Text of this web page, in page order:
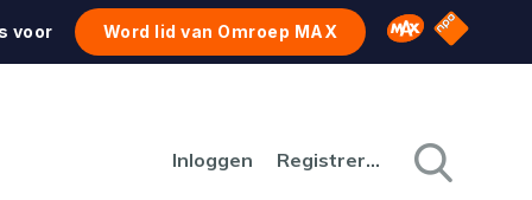
voor Word lid van Omroep MAX Omroep MAX
NPO
Inloggen Registreren